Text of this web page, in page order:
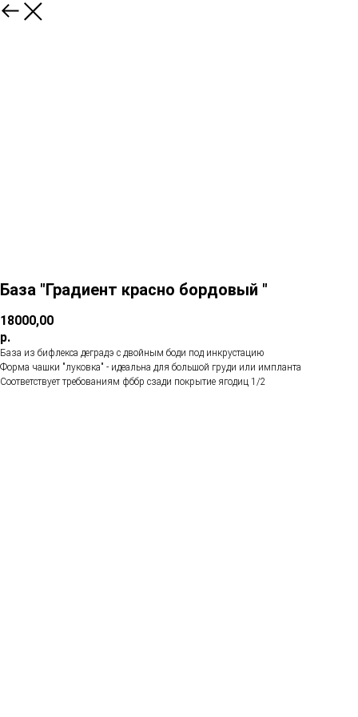
База "Градиент красно бордовый "
18000,00
р.
База из бифлекса деградэ с двойным боди под инкрустацию
Форма чашки "луковка" - идеальна для большой груди или импланта
Соответствует требованиям фббр сзади покрытие ягодиц 1/2